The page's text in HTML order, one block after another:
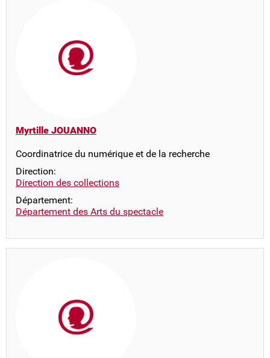
Myrtille JOUANNO
Coordinatrice du numérique et de la recherche
Direction:
Direction des collections
Département:
Département des Arts du spectacle